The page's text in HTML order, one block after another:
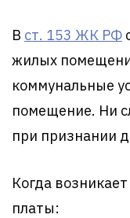
В ст. 153 ЖК РФ
жилых
коммунальные
помещение. Ни
при признании
Когда
платы: